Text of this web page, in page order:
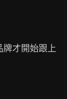
才開始跟上